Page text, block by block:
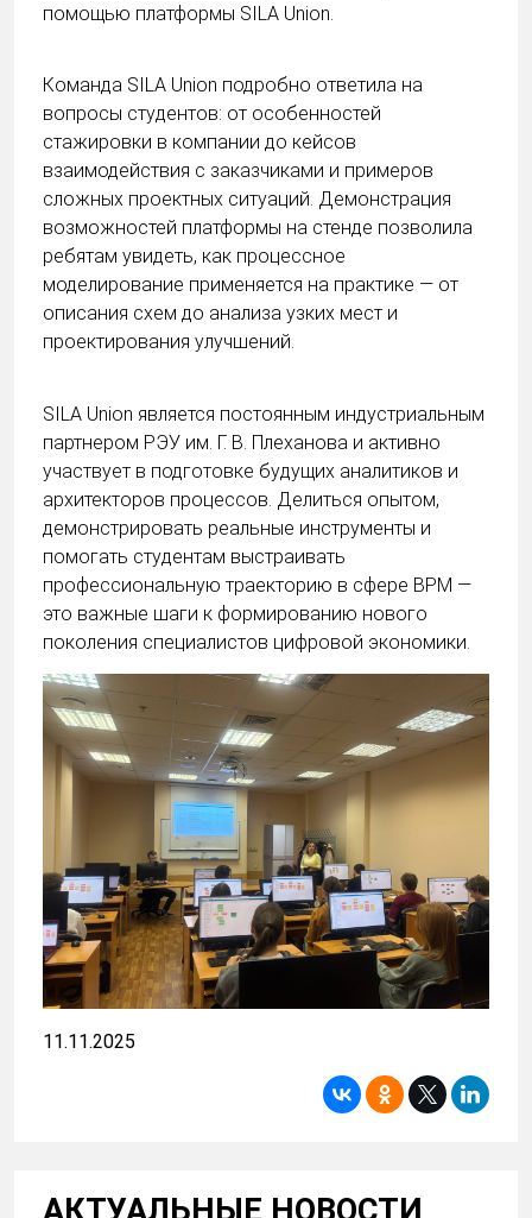
помощью платформы SILA Union.
Команда SILA Union подробно ответила на
вопросы студентов: от особенностей
стажировки в компании до кейсов
взаимодействия с заказчиками и примеров
сложных проектных ситуаций. Демонстрация
возможностей платформы на стенде позволила
ребятам увидеть, как процессное
моделирование применяется на практике — от
описания схем до анализа узких мест и
проектирования улучшений.
SILA Union является постоянным индустриальным
партнером РЭУ им. Г. В. Плеханова и активно
участвует в подготовке будущих аналитиков и
архитекторов процессов. Делиться опытом,
демонстрировать реальные инструменты и
помогать студентам выстраивать
профессиональную траекторию в сфере BPM —
это важные шаги к формированию нового
поколения специалистов цифровой экономики.
11.11.2025